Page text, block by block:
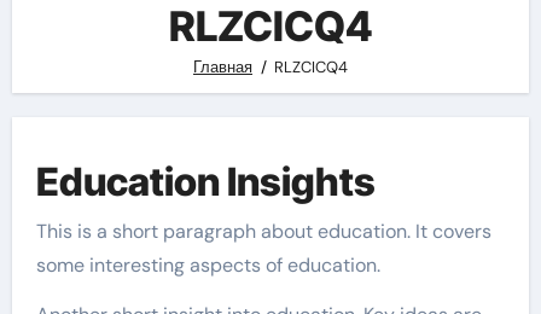
RLZCICQ4
Главная RLZCICQ4
Education Insights
This is a short paragraph about education. It covers
some interesting aspects of education.